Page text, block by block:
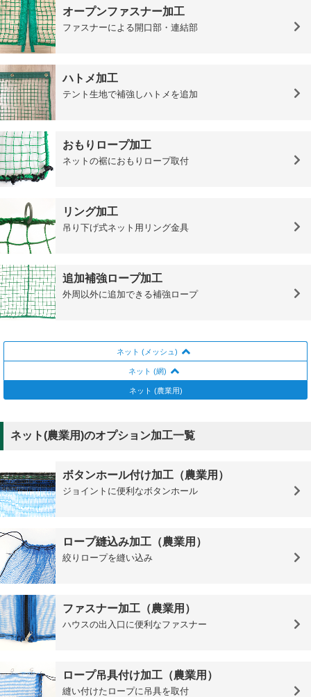
オープンファスナー加工
ファスナーによる開口部・連結部
ハトメ加工
テント生地で補強しハトメを追加
おもりロープ加工
ネットの裾におもりロープ取付
リング加工
吊り下げ式ネット用リング金具
追加補強ロープ加工
外周以外に追加できる補強ロープ
ネット (メッシュ)
ネット (網)
ネット (農業用)
ネット(農業用)のオプション加工一覧
ボタンホール付け加工（農業用）
ジョイントに便利なボタンホール
ロープ縫込み加工（農業用）
絞りロープを縫い込み
ファスナー加工（農業用）
ハウスの出入口に便利なファスナー
ロープ吊具付け加工（農業用）
縫い付けたロープに吊具を取付